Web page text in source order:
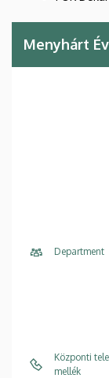
Menyhárt
Department
Központi
mellék